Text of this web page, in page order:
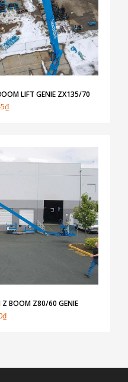
LIFT GENIE ZX135/70
BOOM Z80/60 GENIE